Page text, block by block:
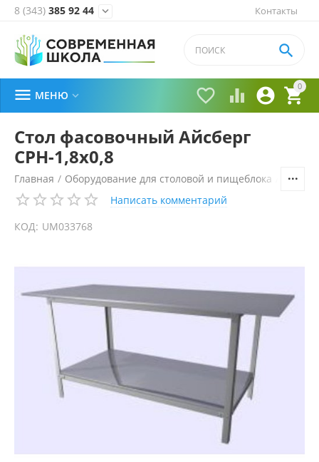
Контакты
8 (343) 385 92 44 
0


 

 МЕНЮ 
Стол фасовочный Айсберг
СРН-1,8х0,8
Главная / Оборудование для столовой и пищеблока
Написать комментарий
КОД: UM033768